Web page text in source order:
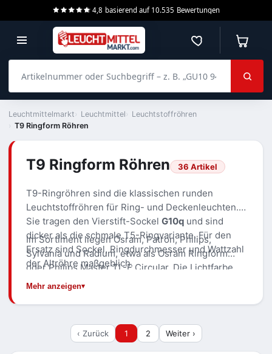
4,8 basierend auf 10.535 Bewertungen
Merkzettel
Leuchtmittelmarkt Leuchtmittel
Leuchtstoffröhren
T9 Ringform Röhren
T9 Ringform Röhren 36 Artikel
T9-Ringröhren sind die klassischen runden
Leuchtstoffröhren für Ring- und Deckenleuchten.
Sie tragen den Vierstift-Sockel G10q und sind
dicker als die schmale T5-Ringvariante. Für den
Ersatz sind Sockel, Ringdurchmesser und Wattzahl
der Altröhre maßgeblich.
Im Sortiment liegen Osram, Patron, Philips,
Sylvania und Radium, etwa als Osram Ringform
oder Philips Master TL-E Circular. Die Lichtfarbe
nennt der Code:
Mehr anzeigen
‹ Zurück 1 2 Weiter ›